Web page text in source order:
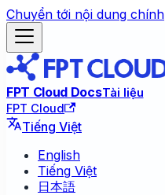
Chuyển tới nội dung chính
FPT Cloud DocsTài liệu
FPT Cloud
Tiếng Việt
English
Tiếng Việt
日本語